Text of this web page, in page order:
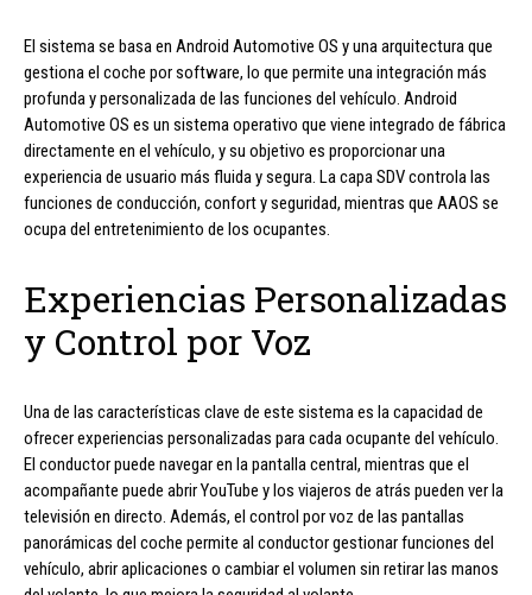
El sistema se basa en Android Automotive OS y una arquitectura que
gestiona el coche por software, lo que permite una integración más
profunda y personalizada de las funciones del vehículo. Android
Automotive OS es un sistema operativo que viene integrado de fábrica
directamente en el vehículo, y su objetivo es proporcionar una
experiencia de usuario más fluida y segura. La capa SDV controla las
funciones de conducción, confort y seguridad, mientras que AAOS se
ocupa del entretenimiento de los ocupantes.
Experiencias Personalizadas
y Control por Voz
Una de las características clave de este sistema es la capacidad de
ofrecer experiencias personalizadas para cada ocupante del vehículo.
El conductor puede navegar en la pantalla central, mientras que el
acompañante puede abrir YouTube y los viajeros de atrás pueden ver la
televisión en directo. Además, el control por voz de las pantallas
panorámicas del coche permite al conductor gestionar funciones del
vehículo, abrir aplicaciones o cambiar el volumen sin retirar las manos